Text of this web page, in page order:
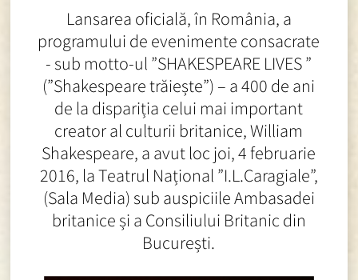
Lansarea oficială, în România, a
programului de evenimente consacrate
- sub motto-ul ”SHAKESPEARE LIVES ”
(”Shakespeare trăiește”) – a 400 de ani
de la dispariția celui mai important
creator al culturii britanice, William
Shakespeare, a avut loc joi, 4 februarie
2016, la Teatrul Național ”I.L.Caragiale”,
(Sala Media) sub auspiciile Ambasadei
britanice și a Consiliului Britanic din
București.